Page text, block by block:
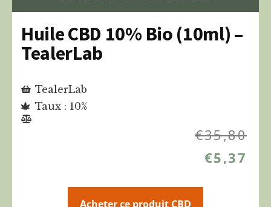
Huile CBD 10% Bio (10ml) –
TealerLab
TealerLab
Taux : 10%
€35,80
€5,37
Acheter ce produit CBD